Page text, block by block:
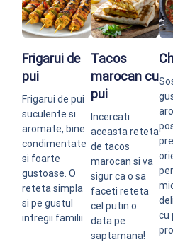
Frigarui de
pui
Frigarui de pui
suculente si
aromate, bine
condimentate
si foarte
gustoase. O
reteta simpla
si pe gustul
intregii familii.
Tacos
marocan cu
pui
Incercati
aceasta reteta
de tacos
marocan si va
sigur ca o sa
faceti reteta
cel putin o
data pe
saptamana!
cu